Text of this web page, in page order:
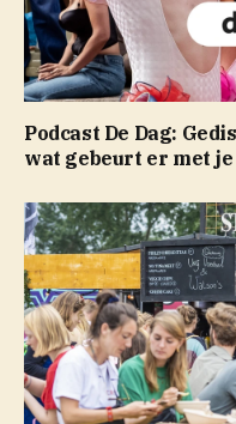
Podcast De Dag:
wat gebeurt er met